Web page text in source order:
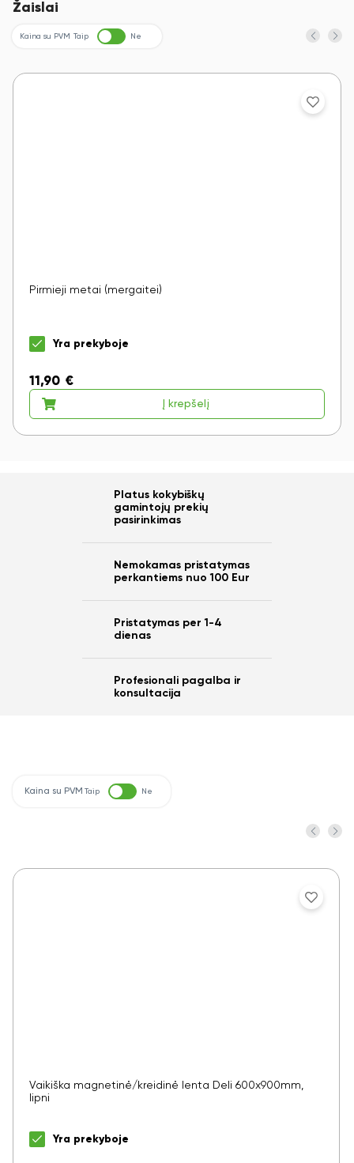
Žaislai
Kaina su PVM Taip Ne
Pirmieji metai (mergaitei)
Yra prekyboje
11,90 €
Į krepšelį
Platus kokybiškų
gamintojų prekių
pasirinkimas
Nemokamas pristatymas
perkantiems nuo 100 Eur
Pristatymas per 1-4
dienas
Profesionali pagalba ir
konsultacija
Kaina su PVM Taip Ne
Vaikiška magnetinė/kreidinė lenta Deli 600x900mm,
lipni
Yra prekyboje